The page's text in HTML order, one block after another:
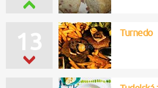
13 Turnedo